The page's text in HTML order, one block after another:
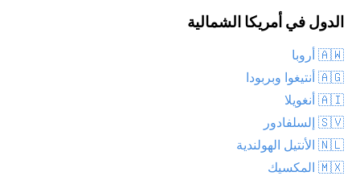
الدول في أمريكا الشمالية
🇦🇼 أروبا
🇦🇬 أنتيغوا وبربودا
🇦🇮 أنغويلا
🇸🇻 إلسلفادور
🇳🇱 الأنتيل الهولندية
🇲🇽 المكسيك